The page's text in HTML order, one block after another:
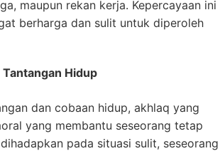
maupun rekan kerja. Kepercayaan ini
berharga dan sulit untuk diperoleh
Hidup
dan cobaan hidup, akhlaq yang
yang membantu seseorang tetap
pada situasi sulit, seseorang